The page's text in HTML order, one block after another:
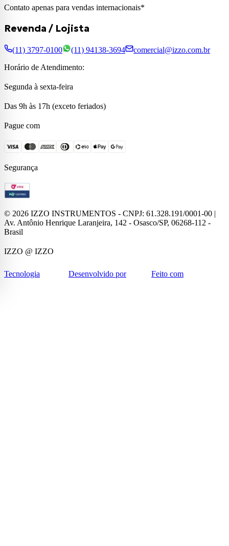
Contato apenas para vendas internacionais*
Revenda / Lojista
(11) 3797-0100 (11) 94138-3694
comercial@izzo.com.br
Horário de Atendimento:
Segunda à sexta-feira
Das 9h às 17h (exceto feriados)
Pague com
Segurança
© 2026 IZZO INSTRUMENTOS - CNPJ: 61.328.191/0001-00 |
Av. Antônio Henrique Laranjeira, 142 - Osasco/SP, 06268-112 -
Brasil
IZZO @ IZZO
Tecnologia Desenvolvido por Feito com